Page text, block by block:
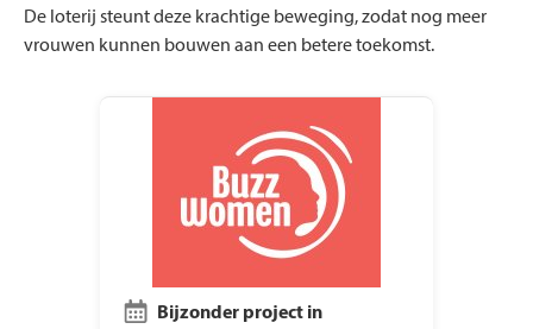
De loterij steunt deze krachtige beweging, zodat nog meer
vrouwen kunnen bouwen aan een betere toekomst.
Bijzonder project in